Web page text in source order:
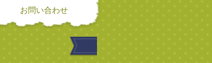
お問い合わせ